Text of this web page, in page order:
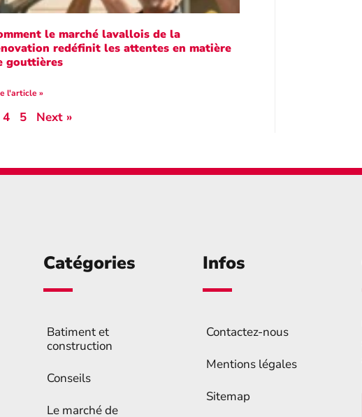
le marché lavallois de la
redéfinit les attentes en matière
gouttières
l'article »
4 5 Next »
Catégories
Batiment et
construction
Conseils
Le marché de
Infos
Contactez-nous
Mentions légales
Sitemap